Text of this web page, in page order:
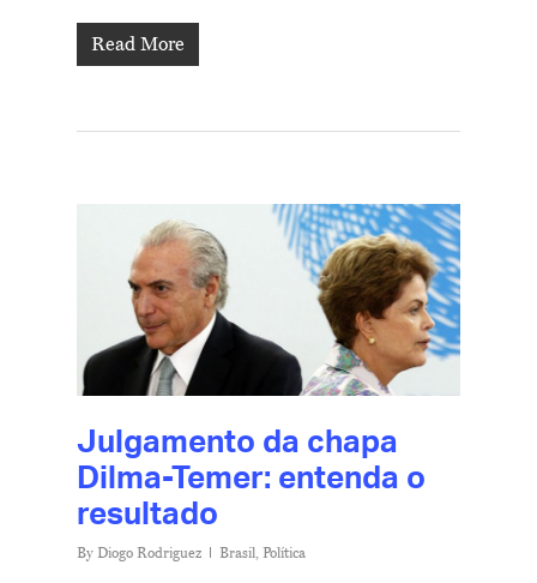
Read More
Julgamento da chapa
Dilma-Temer: entenda o
resultado
By Diogo Rodriguez Brasil, Política